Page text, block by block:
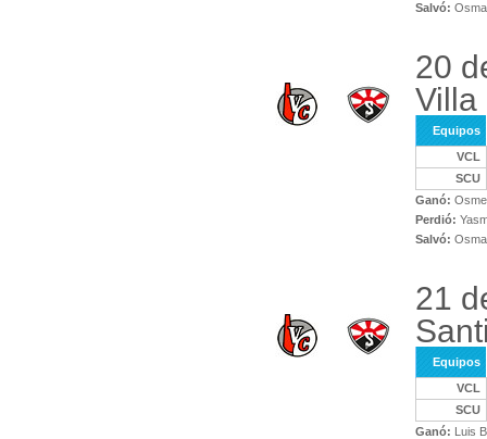
Salvó:
20
Villa
Equipos
VCL
SCU
Ganó:
Perdió:
Salvó:
21
Equipos
VCL
SCU
Ganó: Luis